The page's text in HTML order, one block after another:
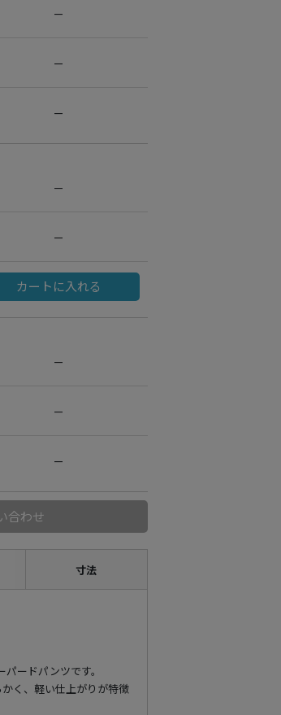
—
—
—
—
—
カートに入れる
—
—
—
合わせ
寸法
ードパンツです。
く、軽い仕上がりが特徴